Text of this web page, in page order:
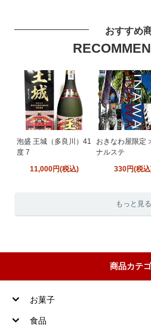
おすすめ
泡盛 王城（多良川）41
度 7
11,000円(税込)
おきなわ屋限定
ナルステ
330円(税
もっと見る
商品カテ
お菓子
食品